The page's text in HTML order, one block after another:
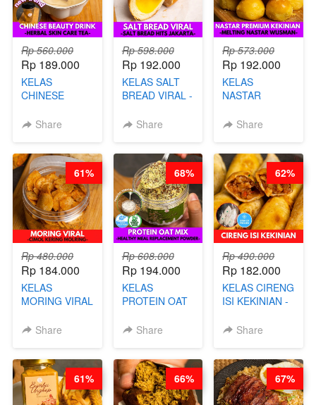
Rp 560.000
Rp 189.000
KELAS
CHINESE
- HERBAL SKIN
ARISUDANA
Share
Rp 598.000
Rp 192.000
KELAS SALT
BREAD VIRAL -
HITS JAKARTA
Share
Rp 573.000
Rp 192.000
KELAS
NASTAR
KEKINIAN -
WIJSMAN- BY
CHEF DITA
Share
Rp 480.000
Rp 184.000
KELAS
MORING VIRAL
KERING
Share
61%
Rp 608.000
Rp 194.000
KELAS
PROTEIN OAT
MEAL
BARISTA
ARISUDANA
Share
68%
Rp 490.000
Rp 182.000
KELAS CIRENG
ISI KEKINIAN -
Share
62%
61% 66% 67%